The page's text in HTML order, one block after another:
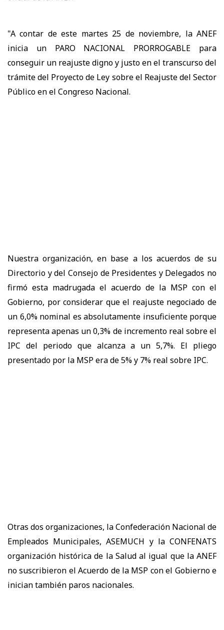
"A contar de este martes 25 de noviembre, la ANEF
inicia un PARO NACIONAL PRORROGABLE para
conseguir un reajuste digno y justo en el transcurso del
trámite del Proyecto de Ley sobre el Reajuste del Sector
Público en el Congreso Nacional.
Nuestra organización, en base a los acuerdos de su
Directorio y del Consejo de Presidentes y Delegados no
firmó esta madrugada el acuerdo de la MSP con el
Gobierno, por considerar que el reajuste negociado de
un 6,0% nominal es absolutamente insuficiente porque
representa apenas un 0,3% de incremento real sobre el
IPC del periodo que alcanza a un 5,7%. El pliego
presentado por la MSP era de 5% y 7% real sobre IPC.
Otras dos organizaciones, la Confederación Nacional de
Empleados Municipales, ASEMUCH y la CONFENATS
organización histórica de la Salud al igual que la ANEF
no suscribieron el Acuerdo de la MSP con el Gobierno e
inician también paros nacionales.